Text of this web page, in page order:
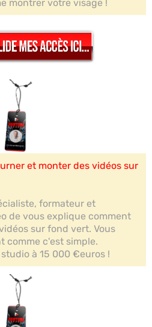
montrer votre visage !
et monter des vidéos sur
formateur et
de vous explique comment
sur fond vert. Vous
comme c'est simple.
à 15 000 €euros !